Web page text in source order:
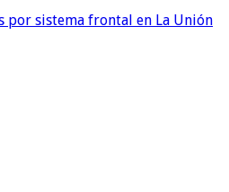
por sistema frontal en La Unión